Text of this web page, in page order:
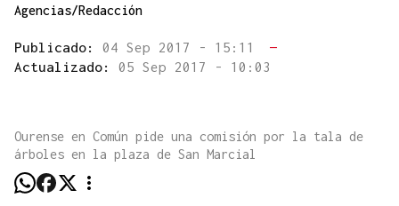
Agencias/Redacción
Publicado: 04 Sep 2017 - 15:11
—
Actualizado: 05 Sep 2017 - 10:03
Ourense en Común pide una comisión por la tala de
árboles en la plaza de San Marcial